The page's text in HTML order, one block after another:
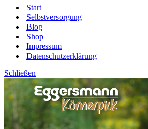
Start
Selbstversorgung
Blog
Shop
Impressum
Datenschutzerklärung
Schließen